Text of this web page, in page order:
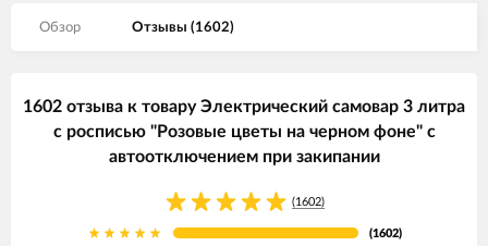
Обзор Отзывы (1602)
1602 отзыва к товару Электрический самовар 3 литра
с росписью "Розовые цветы на черном фоне" с
автоотключением при закипании
(1602)
(1602)